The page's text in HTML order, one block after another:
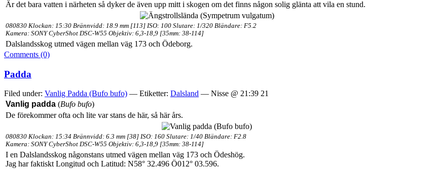
Är det bara vatten i närheten så dyker de även upp mitt i skogen om det finns någon solig glänta att vila en stund.
080830 Klockan: 15:30 Brännvidd: 18.9 mm [113] ISO: 100 Slutare: 1/320 Bländare: F5.2
Kamera: SONY CyberShot DSC-W55 Objektiv: 6,3-18,9 [35mm: 38-114]
Dalslandsskog utmed vägen mellan väg 173 och Ödeborg.
Comments (0)
Padda
Filed under: Vanlig Padda (Bufo bufo) — Etiketter: Dalsland — Nisse @ 21:39 21
Vanlig padda (Bufo bufo)
De förekommer ofta och lite var stans de här, så här års.
080830 Klockan: 15:34 Brännvidd: 6.3 mm [38] ISO: 160 Slutare: 1/40 Bländare: F2.8
Kamera: SONY CyberShot DSC-W55 Objektiv: 6,3-18,9 [35mm: 38-114]
I en Dalslandsskog någonstans utmed vägen mellan väg 173 och Ödeshög.
Jag har faktiskt Longitud och Latitud: N58° 32.496 Ö012° 03.596.